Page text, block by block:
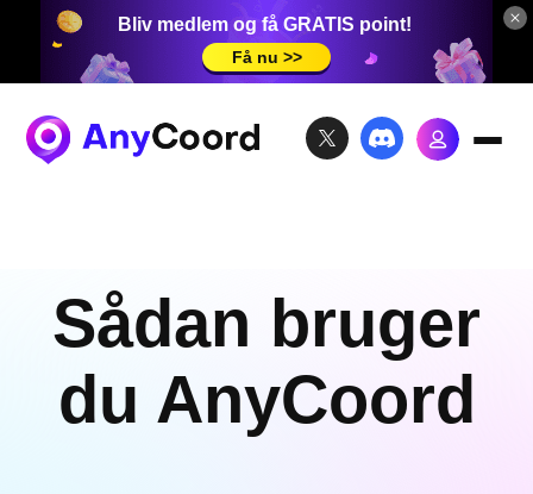
Bliv medlem og få GRATIS point!
Få nu >>
Sådan bruger
du AnyCoord